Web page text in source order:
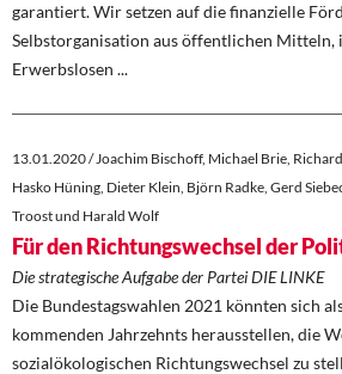
garantiert. Wir setzen auf die finanzielle
Selbstorganisation aus öffentlichen Mitteln,
Erwerbslosen ...
13.01.2020 / Joachim Bischoff, Michael Brie,
Hasko Hüning, Dieter Klein, Björn Radke, Gerd
Troost und Harald Wolf
Für den Richtungswechsel der
Die strategische Aufgabe der Partei DIE LINKE
Die Bundestagswahlen 2021 könnten sich
kommenden Jahrzehnts herausstellen, die
sozialökologischen Richtungswechsel zu